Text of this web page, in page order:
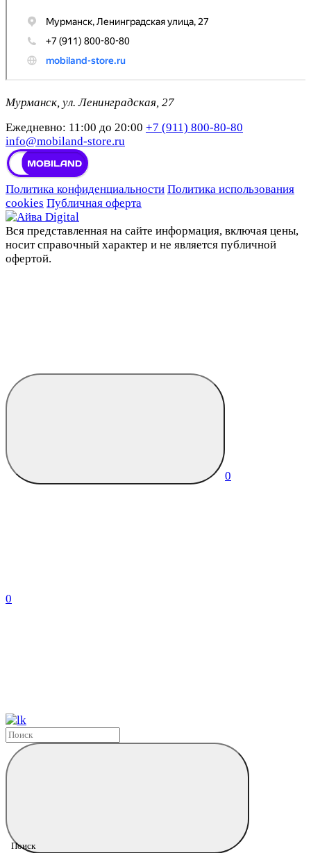
Мурманск, ул. Ленинградская, 27
Ежедневно: 11:00 до 20:00 +7 (911) 800-80-80
info@mobiland-store.ru
Политика конфиденциальности Политика использования
cookies Публичная оферта
Вся представленная на сайте информация, включая цены,
носит справочный характер и не является публичной
офертой.
0
0
Поиск